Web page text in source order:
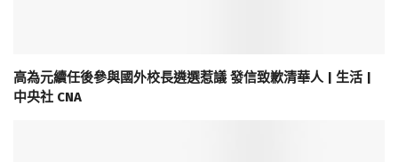
高為元續任後參與國外校長遴選惹議 發信致歉清華人 | 生活 |
中央社 CNA